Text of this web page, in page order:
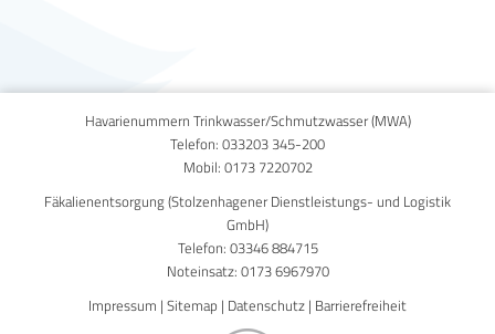
Published on13. Juni 2023
Havarienummern Trinkwasser/Schmutzwasser (MWA)
Telefon: 033203 345-200
Mobil: 0173 7220702
Fäkalienentsorgung (Stolzenhagener Dienstleistungs- und Logistik
GmbH)
Telefon: 03346 884715
Noteinsatz: 0173 6967970
Impressum | Sitemap | Datenschutz | Barrierefreiheit